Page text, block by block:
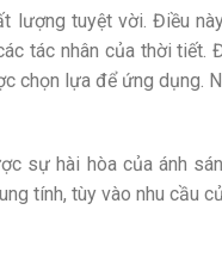
lượng tuyệt vời. Điều
tác nhân của thời tiết.
chọn lựa để ứng dụng.
sự hài hòa của ánh
tính, tùy vào nhu cầu